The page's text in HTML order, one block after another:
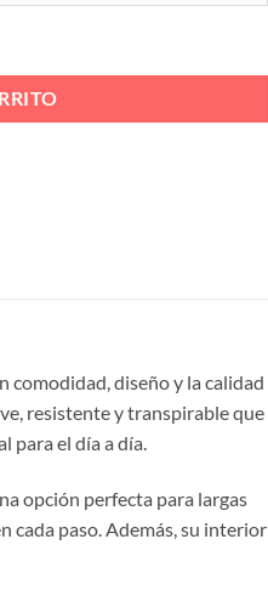
comodidad, diseño y la calidad
resistente y transpirable que
para el día a día.
opción perfecta para largas
cada paso. Además, su interior